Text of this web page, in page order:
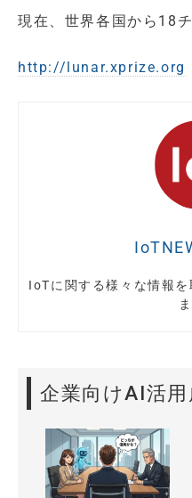
現在、世界各国から18
http://lunar.xprize.org
IoTに関する様々な情報
企業向けAI活用